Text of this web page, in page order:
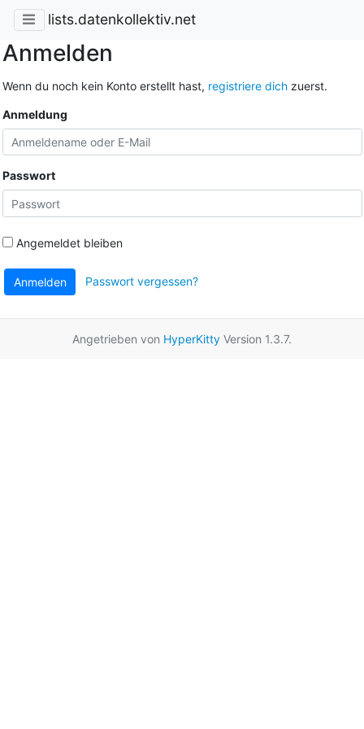
lists.datenkollektiv.net
Anmelden
Wenn du noch kein Konto erstellt hast, registriere dichzuerst.
Anmeldung
Passwort
Angemeldet bleiben
Anmelden Passwort vergessen?
Angetrieben von HyperKitty Version 1.3.7.